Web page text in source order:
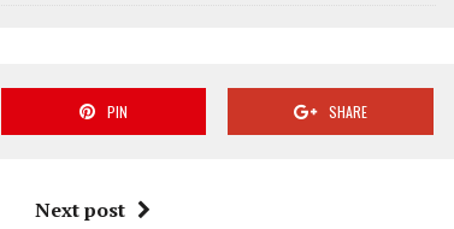
PIN SHARE
Next post